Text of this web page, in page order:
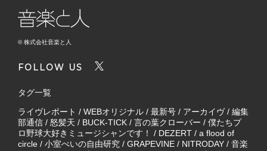
© 株式会社音楽と人
FOLLOW US
タグ一覧
ライヴレポート / WEBオリジナル / 最新号 / アーカイヴ/ 編集
部通信 / 怒髪天 / BUCK-TICK / 言の葉クローバー / 僕たちプ
ロ野球大好きミュージシャンです！
/ DEZERT / a flood of
circle / 小室ぺいの自由研究 / GRAPEVINE / NITRODAY / 音楽